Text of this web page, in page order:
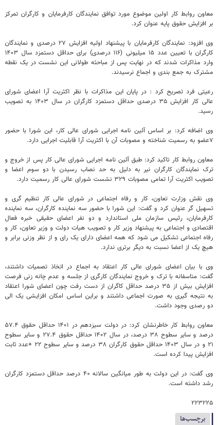
معاون روابط کار اولین موضوع مورد توافق نمایندگان کارفرمایان و کارگران تمرکز
بر افزایش حقوق پایه عنوان کرد.
وی افزود: نمایندگان کارفرمایان با پیشنهاد اولیه افزایش ۲۷ درصدی و نمایندگان
کارگران با تعیین عدد ۱۵ میلیونی (۱۱۶ درصدی) برای حداقل دستمزد سال ۱۴۰۳
وارد مذاکرات شدند که در نهایت پس از مباحثه طولانی این نشست در یک نقطه
مشترک به جمع بندی و اجماع نرسیدند.
رعیتی فرد تصریح کرد : در پایان این مذاکرات با نظر اکثریت آرا اعضای شورای
عالی کار افزایش ۳۵ درصدی حداقل دستمزد کارگران در سال ۱۴۰۳ به تصویب
رسید.
وی اضافه کرد: بر اساس آئین نامه اجرایی شورای عالی کار، این شورا با حضور
۷عضو به رسمیت شناخته و مصوبات آن با اکثریت آرا قابلیت اجرایی دارد.
معاون روابط کار تاکید کرد: طبق آئین نامه اجرایی شورای عالی کار پس از خروج و
ترک نمایندگان کارگران نیر به دلیل به حد نصاب رسیدن با دو سوم اعضا و
تصویب اکثریت آرا تمامی مصوبات ۳۲۹ نشست شورای عالی کار رسمیت دارد.
وی نقش وزارت تعاون، کار و رفاه اجتماعی در شورای عالی کار تنظیم گری و
تسهیل گر عنوان کرد و گفت: این شورا با حضور سه نماینده کارگران، سه نماینده
کارفرمایان، رئیس سازمان ملی استاندارد و دو نفر اعضای حقیقی خبره فعال
اقتصادی و اجتماعی به پیشنهاد وزیر کار و تصویب هیات دولت و وزیر تعاون، کار و
رفاه اجتماعی تشکیل می شود که همه اعضای دارای یک رای و از نظر وزنی برابر و
هیچ یک از اعضا نسبت به دیگر برتری ندارد.
وی با بیان اعضای شورای عالی کار اعتقاد به اجماع در اتخاذ تصمیات داشتند،
گفت: متاسفانه با ترک و خروج نمایندگان کارگری از جلسه و عدم چانه زنی فرصت
افزایش بیش از ۳۵ درصد حداقل کاگران از دست رفت چون اعضای شورا اعتقاد
به نتیجه گیری به صورت اجماعی داشتند و براین اساس امکان افزایشی یک الی
دو رصدی وجود داشت.
معاون روابط کار خاطرنشان کرد: در دولت سیزدهم در ۱۴۰۱ حداقل حقوق ۵۷.۴
درصد و سایر سطوح ۳۸ درصد، در سال ۱۴۰۲ حداقل حقوق ۲۷.۴ و سایر سطوح
۲۱ و در سال ۱۴۰۳ حداقل حقوق کارگران ۳۸ درصد و سایر سطوح ۲۲ +عدد ثابت
افزایش پیدا کرده است.
وی گفت: در این دولت به طور میانگین سالانه ۴۰ درصد حداقل دستمزد کارگران
رشد داشته است.
۲۲۳۲۲۵
برچسب‌ها